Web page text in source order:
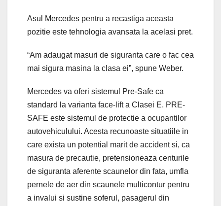
Asul Mercedes pentru a recastiga aceasta
pozitie este tehnologia avansata la acelasi pret.
“Am adaugat masuri de siguranta care o fac cea
mai sigura masina la clasa ei”, spune Weber.
Mercedes va oferi sistemul Pre-Safe ca
standard la varianta face-lift a Clasei E. PRE-
SAFE este sistemul de protectie a ocupantilor
autovehiculului. Acesta recunoaste situatiile in
care exista un potential marit de accident si, ca
masura de precautie, pretensioneaza centurile
de siguranta aferente scaunelor din fata, umfla
pernele de aer din scaunele multicontur pentru
a invalui si sustine soferul, pasagerul din